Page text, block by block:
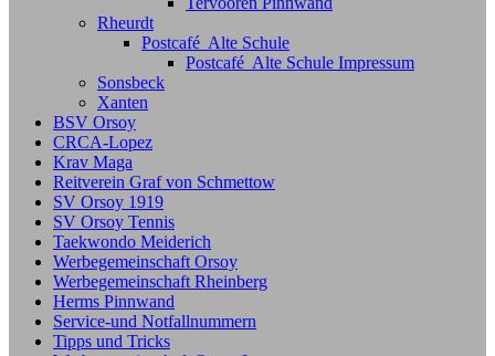
Rheurdt
Postcafé Alte Schule
Postcafé Alte Schule Impressum
Sonsbeck
Xanten
BSV Orsoy
CRCA-Lopez
Krav Maga
Reitverein Graf von Schmettow
SV Orsoy 1919
SV Orsoy Tennis
Taekwondo Meiderich
Werbegemeinschaft Orsoy
Werbegemeinschaft Rheinberg
Herms Pinnwand
Service-und Notfallnummern
Tipps und Tricks